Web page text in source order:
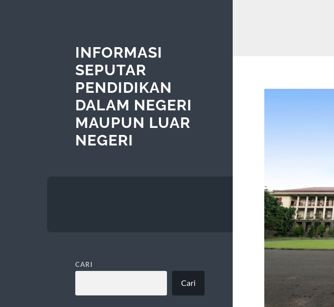
INFORMASI
SEPUTAR
PENDIDIKAN
DALAM NEGERI
MAUPUN LUAR
NEGERI
CARI
Cari